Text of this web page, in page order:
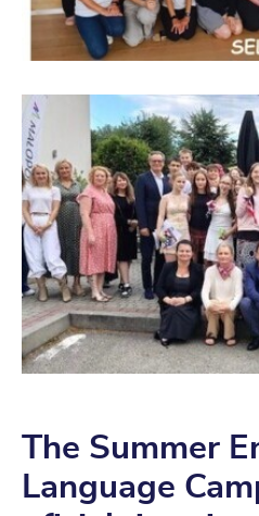
The Summer
Language